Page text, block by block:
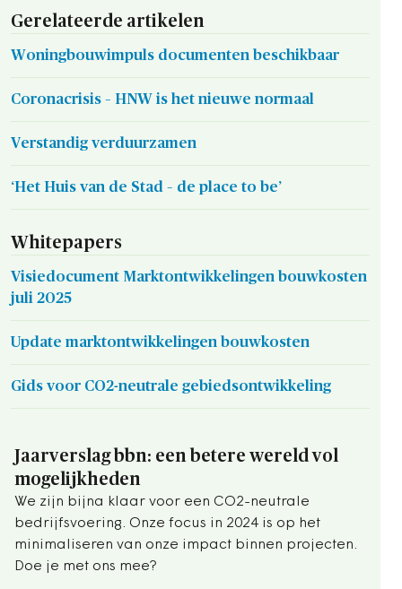
Gerelateerde artikelen
Woningbouwimpuls documenten beschikbaar
Coronacrisis – HNW is het nieuwe normaal
Verstandig verduurzamen
‘Het Huis van de Stad – de place to be’
Whitepapers
Visiedocument Marktontwikkelingen bouwkosten
juli 2025
Update marktontwikkelingen bouwkosten
Gids voor CO2-neutrale gebiedsontwikkeling
Jaarverslag bbn: een betere wereld vol
mogelijkheden
We zijn bijna klaar voor een CO2-neutrale
bedrijfsvoering. Onze focus in 2024 is op het
minimaliseren van onze impact binnen projecten.
Doe je met ons mee?